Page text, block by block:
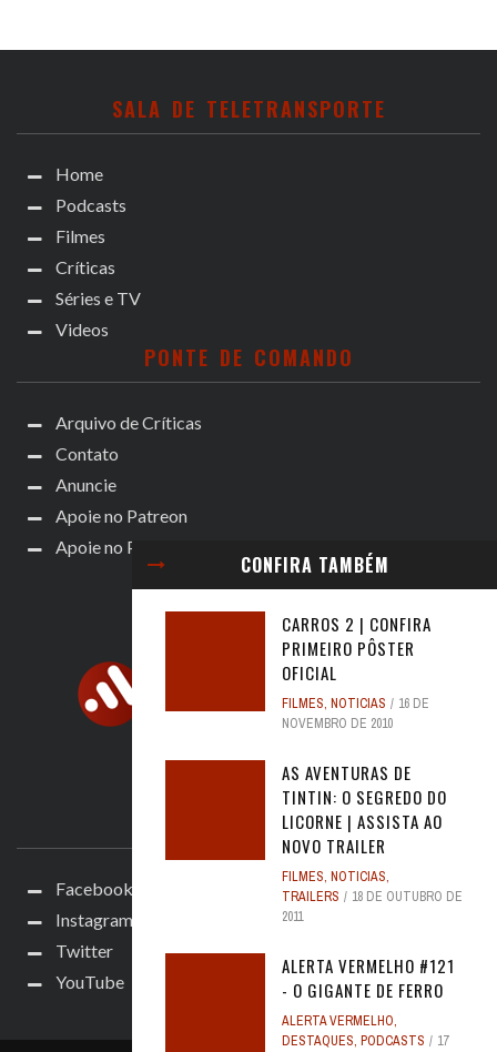
CONFIRA TAMBÉM
CARROS 2 | CONFIRA
PRIMEIRO PÔSTER
OFICIAL
FILMES, NOTICIAS
16 DE
NOVEMBRO DE 2010
AS AVENTURAS DE
TINTIN: O SEGREDO DO
LICORNE | ASSISTA AO
NOVO TRAILER
FILMES, NOTICIAS,
TRAILERS
18 DE OUTUBRO DE
2011
ALERTA VERMELHO #121
- O GIGANTE DE FERRO
ALERTA VERMELHO,
DESTAQUES, PODCASTS 17
SALA DE TELETRANSPORTE
Home
Podcasts
Filmes
Críticas
Séries e TV
Videos
PONTE DE COMANDO
Arquivo de Críticas
Contato
Anuncie
Apoie no Patreon
Apoie no Padrim!
ACOMPANHE
Facebook
Instagram
Twitter
YouTube